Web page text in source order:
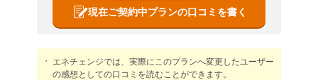
現在ご契約中プランの口コミを書く
エネチェンジでは、実際にこのプランへ変更したユーザー
の感想としての口コミを読むことができます。